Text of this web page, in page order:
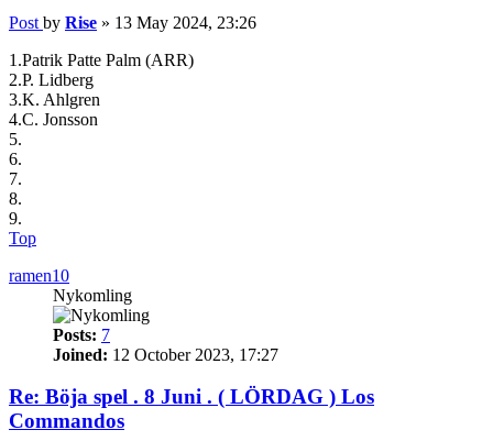
Post by Rise » 13 May 2024, 23:26
1.Patrik Patte Palm (ARR)
2.P. Lidberg
3.K. Ahlgren
4.C. Jonsson
5.
6.
7.
8.
9.
Top
ramen10
Nykomling
Posts: 7
Joined: 12 October 2023, 17:27
Re: Böja spel . 8 Juni . ( LÖRDAG ) Los
Commandos